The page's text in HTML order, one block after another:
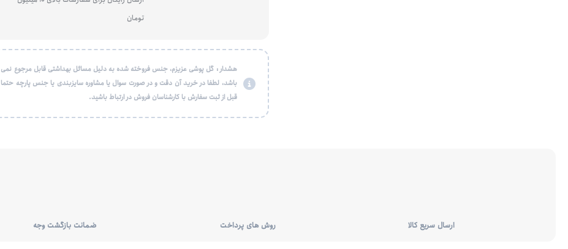
تومان
هشدار : گل پوشی عزیزم، جنس فروخته شده به دلیل مسائل بهداشتی قابل مرجوع نمی
باشد، لطفا در خرید آن دقت و در صورت سوال یا مشاوره سایزبندی یا جنس پارچه حتما
قبل از ثبت سفارش با کارشناسان فروش در ارتباط باشید.
ارسال سریع کالا روش های پرداخت ضمانت بازگشت وجه